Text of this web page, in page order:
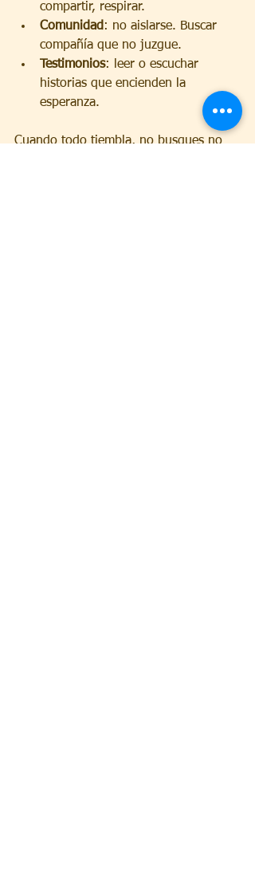
compartir, respirar.
Comunidad: no aislarse. Buscar
compañía que no juzgue.
Testimonios: leer o escuchar
historias que encienden la
esperanza.
Cuando todo tiembla, no busques no